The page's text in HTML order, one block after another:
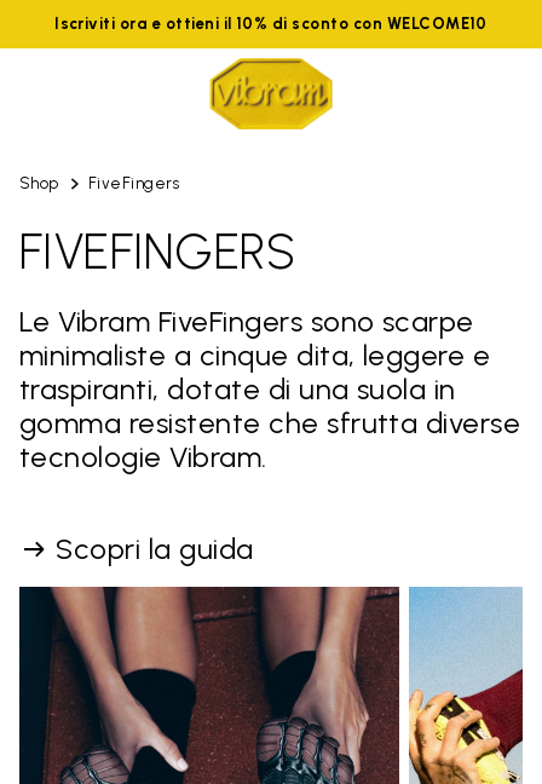
Iscriviti ora e ottieni il 10% di sconto con WELCOME10
Shop FiveFingers
FIVEFINGERS
Le Vibram FiveFingers sono scarpe
minimaliste a cinque dita, leggere e
traspiranti, dotate di una suola in
gomma resistente che sfrutta diverse
tecnologie Vibram.
Scopri la guida